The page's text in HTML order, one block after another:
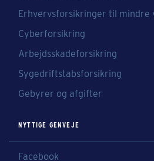
Erhvervsforsikringer til mindre
Cyberforsikring
Arbejdsskadeforsikring
Sygedriftstabsforsikring
Gebyrer og afgifter
NYTTIGE GENVEJE
Facebook